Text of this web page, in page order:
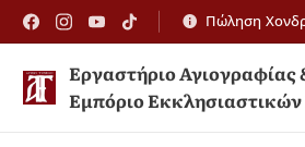
Πώληση
Εργαστήριο
Εμπόριο